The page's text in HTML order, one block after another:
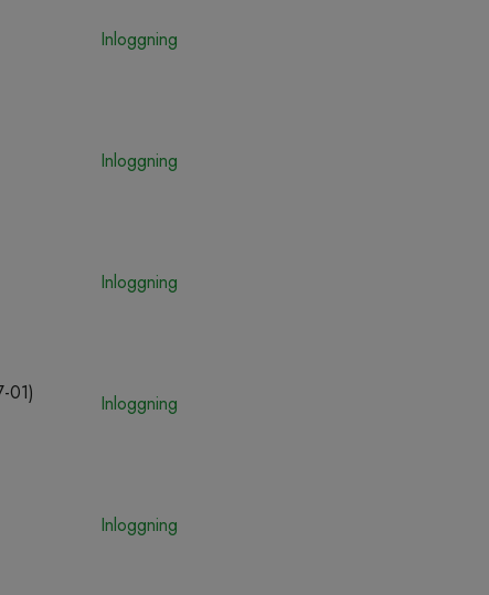
Inloggning
Inloggning
Inloggning
01)
Inloggning
Inloggning